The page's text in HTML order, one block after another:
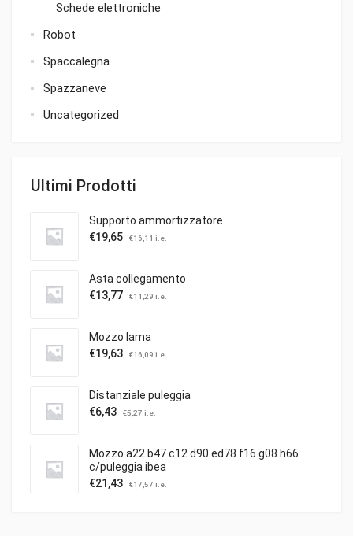
Schede elettroniche
Robot
Spaccalegna
Spazzaneve
Uncategorized
Ultimi Prodotti
Supporto ammortizzatore
€19,65 €16,11 i.e.
Asta collegamento
€13,77 €11,29 i.e.
Mozzo lama
€19,63 €16,09 i.e.
Distanziale puleggia
€6,43 €5,27 i.e.
Mozzo a22 b47 c12 d90 ed78 f16 g08 h66
c/puleggia ibea
€21,43 €17,57 i.e.